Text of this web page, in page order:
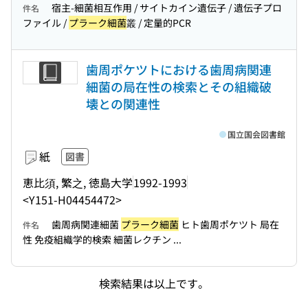
件名
宿主-細菌相互作用 / サイトカイン遺伝子 / 遺伝子プロ
ファイル /プラーク細菌叢 / 定量的PCR
歯周ポケツトにおける歯周病関連
細菌の局在性の検索とその組織破
壊との関連性
紙 図書
恵比須, 繁之, 徳島大学1992-1993
<Y151-H04454472>
国立国会図書館
件名 歯周病関連細菌 プラーク細菌 ヒト歯周ポケツト 局在
性 免疫組織学的検索 細菌レクチン ...
検索結果は以上です。